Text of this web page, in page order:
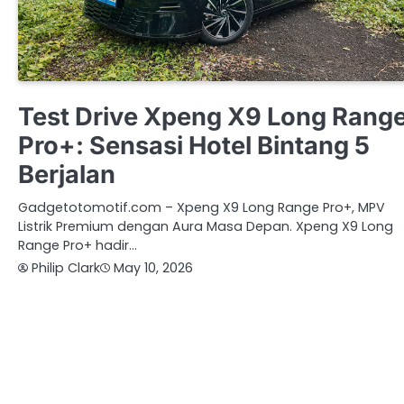
Test Drive Xpeng X9 Long
Pro+: Sensasi Hotel Bintang 5
Berjalan
Gadgetotomotif.com – Xpeng X9 Long Range Pro+, MPV
Listrik Premium dengan Aura Masa Depan. Xpeng X9 Long
Range Pro+ hadir…
Philip Clark
May 10, 2026